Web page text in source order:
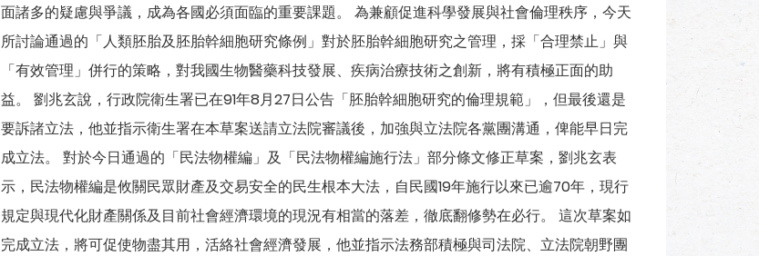
面諸多的疑慮與爭議，成為各國必須面臨的重要課題。 為兼顧促進科學發展與社會倫理秩序，今天
所討論通過的「人類胚胎及胚胎幹細胞研究條例」對於胚胎幹細胞研究之管理，採「合理禁止」與
「有效管理」併行的策略，對我國生物醫藥科技發展、疾病治療技術之創新，將有積極正面的助
益。 劉兆玄說，行政院衛生署已在91年8月27日公告「胚胎幹細胞研究的倫理規範」，但最後還是
要訴諸立法，他並指示衛生署在本草案送請立法院審議後，加強與立法院各黨團溝通，俾能早日完
成立法。 對於今日通過的「民法物權編」及「民法物權編施行法」部分條文修正草案，劉兆玄表
示，民法物權編是攸關民眾財產及交易安全的民生根本大法，自民國19年施行以來已逾70年，現行
規定與現代化財產關係及目前社會經濟環境的現況有相當的落差，徹底翻修勢在必行。 這次草案如
完成立法，將可促使物盡其用，活絡社會經濟發展，他並指示法務部積極與司法院、立法院朝野團